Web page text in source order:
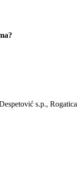
s.p., Rogatica